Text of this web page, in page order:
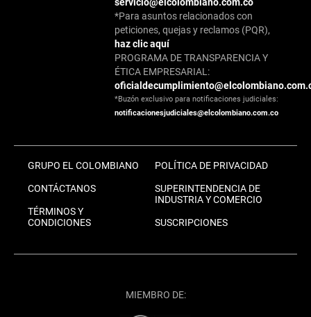
servicio@elcolombiano.com.co
*Para asuntos relacionados con
peticiones, quejas y reclamos (PQR),
haz clic aquí
PROGRAMA DE TRANSPARENCIA Y
ÉTICA EMPRESARIAL:
*Buzón exclusivo para notificaciones judiciales:
notificacionesjudiciales@elcolombiano.com.co
GRUPO EL COLOMBIANO
CONTÁCTANOS
TÉRMINOS Y
CONDICIONES
POLÍTICA DE PRIVACIDAD
SUPERINTENDENCIA DE
INDUSTRIA Y COMERCIO
SUSCRIPCIONES
MIEMBRO DE: